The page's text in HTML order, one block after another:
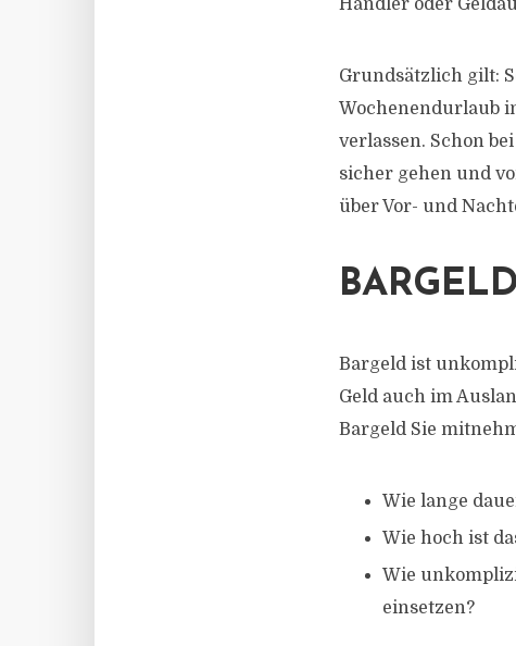
Händler oder
Grundsätzlich gilt:
Wochenendurlaub
verlassen. Schon
sicher gehen und
über Vor- und
BARGELD
Bargeld ist
Geld auch im
Bargeld Sie
Wie lange
Wie hoch ist
Wie
einsetzen?